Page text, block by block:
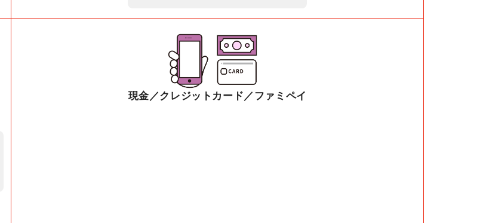
現金／クレジットカード／ファミペイ